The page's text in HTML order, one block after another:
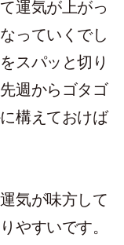
運気が上がっ
っていくでし
スパッと切り
週からゴタゴ
構えておけば
気が味方して
やすいです。